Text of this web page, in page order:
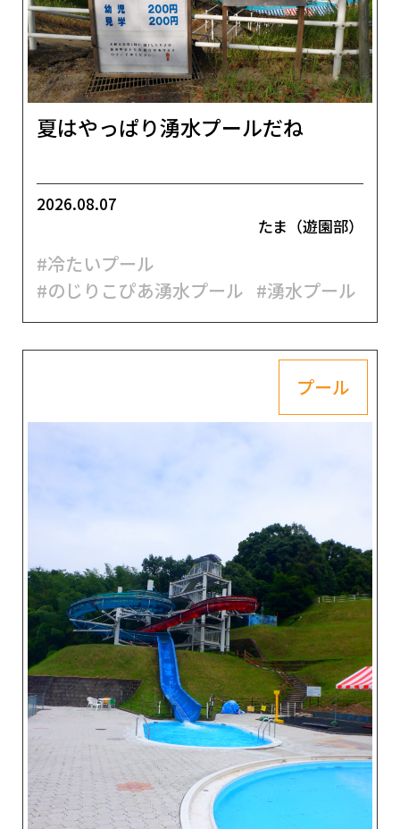
夏はやっぱり湧水プールだね
2026.08.07
たま（遊園部）
#冷たいプール
#のじりこぴあ湧水プール #湧水プール
プール